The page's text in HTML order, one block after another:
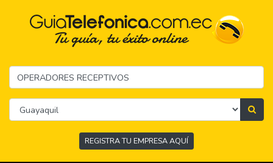
REGISTRA TU EMPRESA AQUÍ